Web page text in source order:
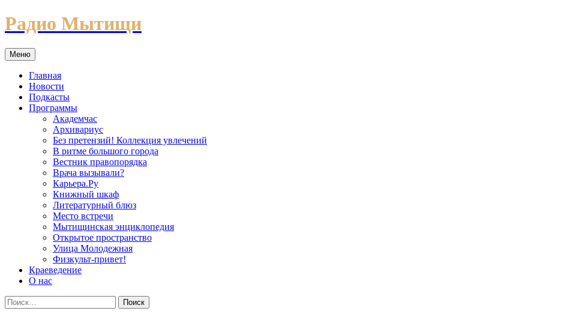
Перейти
к
Радио Мытищи
Меню
Главная
Новости
Подкасты
Программы
Академчас
Архивариус
Без претензий! Коллекция увлечений
В ритме большого города
Вестник правопорядка
Врача вызывали?
Карьера.Ру
Книжный шкаф
Литературный блюз
Место встречи
Мытищинская энциклопедия
Открытое пространство
Улица Молодежная
Физкульт-привет!
Краеведение
О нас
Найти: